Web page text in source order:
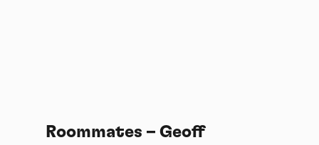
Roommates – Geoff